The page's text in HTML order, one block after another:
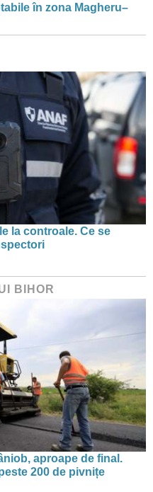
în zona Magheru–
la controale. Ce se
BIHOR
aproape de final.
200 de pivnițe